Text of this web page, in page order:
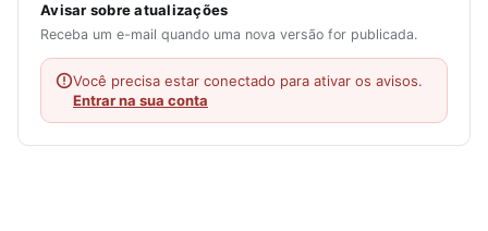
Avisar sobre atualizações
Receba um e-mail quando uma nova versão for publicada.
Você precisa estar conectado para ativar os avisos.
Entrar na sua conta